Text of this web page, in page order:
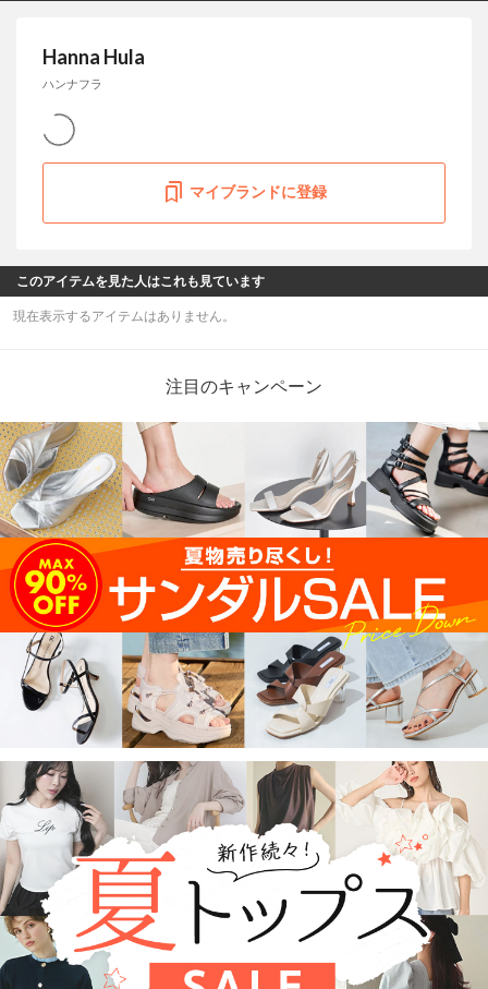
Hanna Hula
ハンナフラ
マイブランドに登録
このアイテムを見た人はこれも見ています
現在表示するアイテムはありません。
注目のキャンペーン